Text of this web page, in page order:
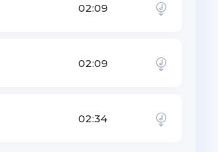
02:09
02:09
02:34